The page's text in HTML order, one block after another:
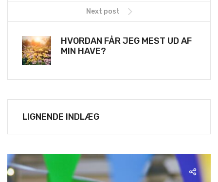
Next post
HVORDAN FÅR JEG MEST UD AF
MIN HAVE?
LIGNENDE INDLÆG